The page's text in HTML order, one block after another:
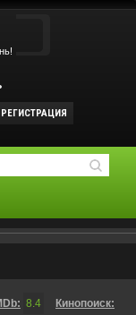
РЕГИСТРАЦИЯ
8.4
Кинопоиск: